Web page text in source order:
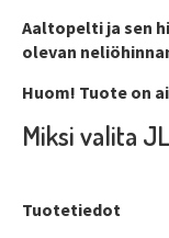
Aaltopelti ja sen
olevan
Huom! Tuote on
Miksi valita
Tuotetiedot